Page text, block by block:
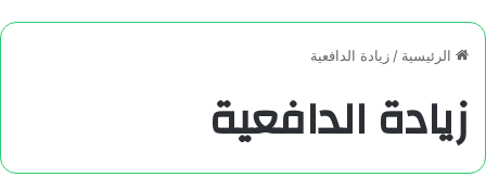
الرئيسية / زيادة الدافعية
زيادة الدافعية